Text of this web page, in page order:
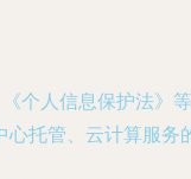
个人信息保护法
托管、云计算服务